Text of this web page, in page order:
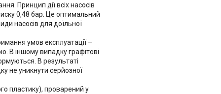
Принцип дії всіх насосів
0,48 бар. Це оптимальний
насосів для доїльної
умов експлуатації –
В іншому випадку графітові
В результаті
не уникнути серйозної
пластику), проварений у